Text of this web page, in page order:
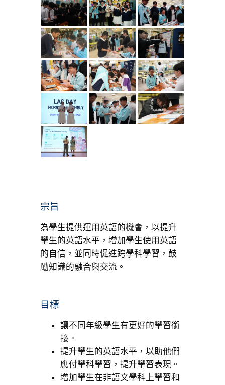
宗旨
為學生提供運用英語的機會，以提升
學生的英語水平，增加學生使用英語
的自信，並同時促進跨學科學習，鼓
勵知識的融合與交流。
目標
讓不同年級學生有更好的學習銜
接。
提升學生的英語水平，以助他們
應付學科學習，提升學習表現。
增加學生在非語文學科上學習和